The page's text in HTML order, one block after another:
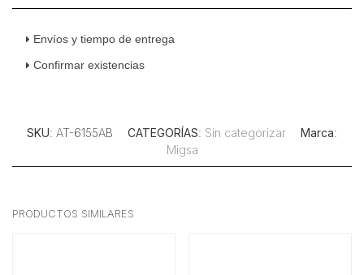
Envíos y tiempo de entrega
Confirmar existencias
SKU: AT-6155AB CATEGORÍAS: Sin categorizar Marca:
Migsa
PRODUCTOS SIMILARES